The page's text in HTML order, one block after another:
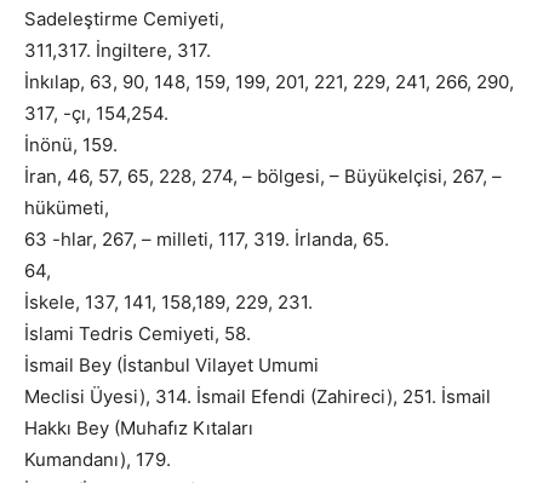
Sadeleştirme Cemiyeti,
311,317. İngiltere, 317.
İnkılap, 63, 90, 148, 159, 199, 201, 221, 229, 241, 266, 290,
317, -çı, 154,254.
İnönü, 159.
İran, 46, 57, 65, 228, 274, – bölgesi, – Büyükelçisi, 267, –
hükümeti,
63 -hlar, 267, – milleti, 117, 319. İrlanda, 65.
64,
İskele, 137, 141, 158,189, 229, 231.
İslami Tedris Cemiyeti, 58.
İsmail Bey (İstanbul Vilayet Umumi
Meclisi Üyesi), 314. İsmail Efendi (Zahireci), 251. İsmail
Hakkı Bey (Muhafız Kıtaları
Kumandanı), 179.